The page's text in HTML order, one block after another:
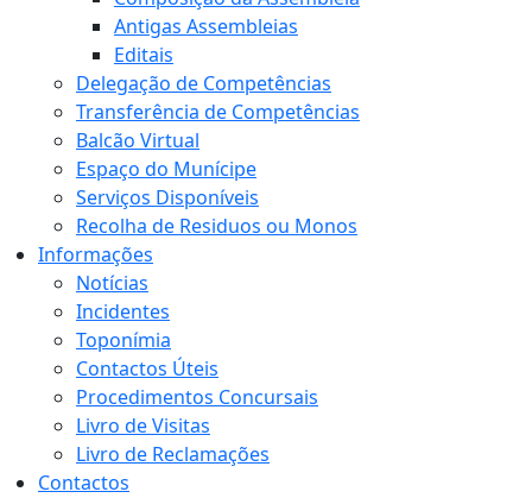
Antigas Assembleias
Editais
Delegação de Competências
Transferência de Competências
Balcão Virtual
Espaço do Munícipe
Serviços Disponíveis
Recolha de Residuos ou Monos
Informações
Notícias
Incidentes
Toponímia
Contactos Úteis
Procedimentos Concursais
Livro de Visitas
Livro de Reclamações
Contactos